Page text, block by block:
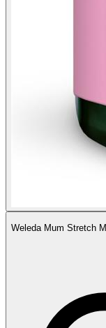
Weleda Mum Stretch